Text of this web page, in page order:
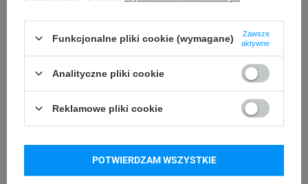
Kupowane razem
Funkcjonalne pliki cookie (wymagane)
Zawsze
aktywne
Analityczne pliki cookie
Reklamowe pliki cookie
POTWIERDZAM WSZYSTKIE